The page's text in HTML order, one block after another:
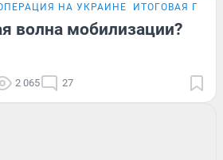
НА УКРАИНЕ ИТОГОВАЯ
волна мобилизации?
2 065 27